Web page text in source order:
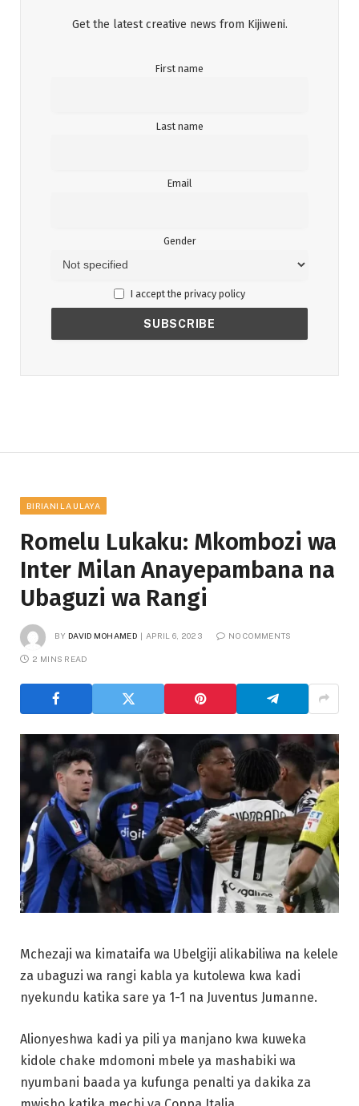
Get the latest creative news from Kijiweni.
First name
Last name
Email
Gender
I accept the privacy policy
BIRIANI LA ULAYA
Romelu Lukaku: Mkombozi wa
Inter Milan Anayepambana na
Ubaguzi wa Rangi
BY DAVID MOHAMED APRIL 6, 2023 NO COMMENTS
2 MINS READ
Mchezaji wa kimataifa wa Ubelgiji alikabiliwa na kelele
za ubaguzi wa rangi kabla ya kutolewa kwa kadi
nyekundu katika sare ya 1-1 na Juventus Jumanne.
Alionyeshwa kadi ya pili ya manjano kwa kuweka
kidole chake mdomoni mbele ya mashabiki wa
nyumbani baada ya kufunga penalti ya dakika za